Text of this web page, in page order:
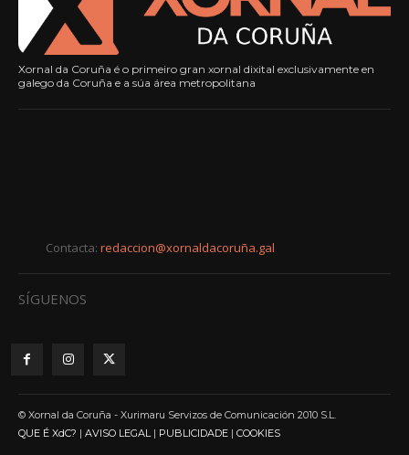
Xornal da Coruña é o primeiro gran xornal dixital exclusivamente en
galego da Coruña e a súa área metropolitana
Contacta: redaccion@xornaldacoruña.gal
SÍGUENOS
© Xornal da Coruña - Xurimaru Servizos de Comunicación 2010 S.L.
QUE É XdC? | AVISO LEGAL| PUBLICIDADE | COOKIES